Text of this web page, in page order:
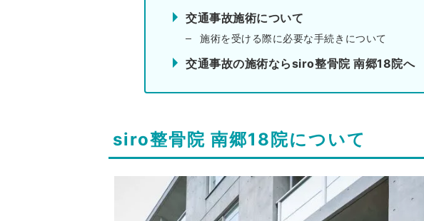
交通事故施術について
施術を受ける際に必要な手続きについて
交通事故の施術ならsiro整骨院 南郷18院へ
siro整骨院 南郷18院について